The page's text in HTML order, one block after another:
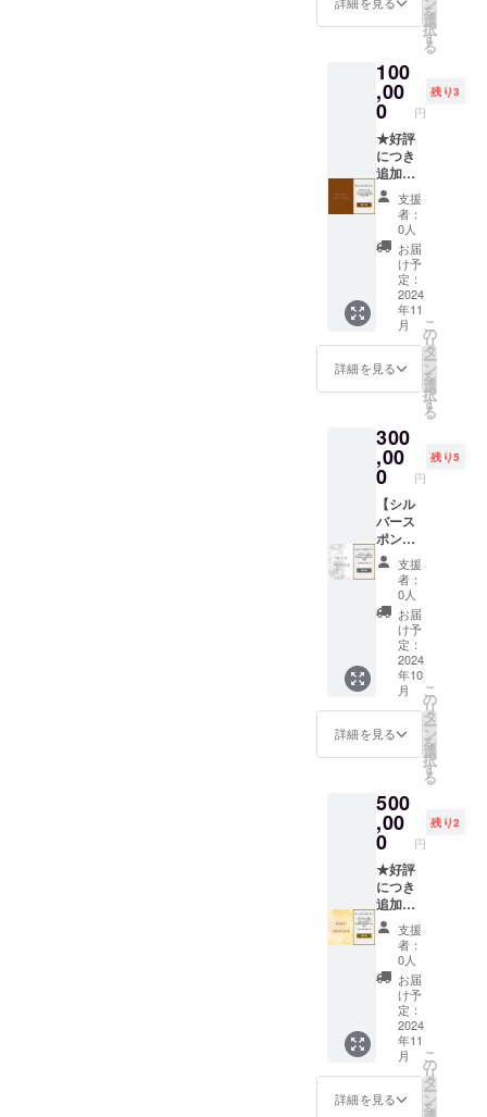
soon)
2027年
9月30日
までの3
割引
コード
を発行
いたし
ます。
HPより
ご予約
の際、
忘れず
に記入
をお願
いいた
しま
す。
(URL：
coming
国：日
本 ・原
（国内
製
造）、
白生あ
ん、苺
ピュー
レ、桃
ピュー
レ、八
ピュー
レ、寒
天／pH
調整
剤、酸
化防止
（V.C）
、香
（黄
4）、着
色料
（紅
麹） ・
添加
物：pH
調整
剤、酸
化防止
剤
（V.C）
、香
料、着
色料
（黄
4）、着
色料
（紅
マーマ
レード
・個
数：1個
・重
量：
150g ・
保存方
法：直
射日光
を避け
常温で
保存し
てくだ
さい。
・賞味
未定で
のを詰
め合わ
せるた
め、個
数はあ
くまで
目安で
す。
の詰め
合わせ
しま
す。 ・
個数：
旬を迎
える果
物を約
4-8種類
・産
地：和
歌山県
※原材料
及び添
加物等
の食品
表示は
お届け
商品の
ラベル
に表記
されま
旬のも
のを詰
め合わ
せるた
め、個
数はあ
くまで
目安で
す。
を
選
択
す
る
100
,00
0 円
残り3
★好評
につき
追加
★【ブ
ロンズ
スポン
サー】
HPスポ
ンサー
欄&ログ
ハウス
のテラ
ス席へ
の記名
板に支
援者様
名もし
くはお
名前
（ニッ
クネー
ム）を
掲載し
ます。
・掲載
期間：
2024年
11月1
日〜
2029年
9月30日
までの5
年間 ・
掲載方
法：文
字の
ゴ／バ
ナーの
掲載は
不可 ・
掲載サ
イズ：
5cmほ
どの木
製板を
予定 ・
注意事
項：支
援時、
備考欄
に希望
される
法人名
もしく
はお名
支援
者：
0人
お届
け予
定：
2024
年11
月
詳細を見る
こ
の
リ
タ
ー
ン
を
選
択
す
る
300
,00
0 円
残り5
【シル
バース
ポン
サー】
HPスポ
ンサー
欄&サウ
ナエリ
ア内
ウッド
デッキ
への記
名板に
支援者
様の法
人名も
お名前
（ニッ
クネー
ム）を
掲載。
また、
一棟貸
切宿泊
権1泊分
をご提
供しま
す。 ・
掲載期
間：
2024年
10月1
日〜
2029年
9月30日
支援
者：
0人
お届
け予
定：
2024
年10
月
詳細を見る
こ
の
リ
タ
ー
ン
を
選
択
す
る
500
,00
0 円
残り2
★好評
につき
追加
★【ゴ
ールド
スポン
サー】
HPスポ
ンサー
欄&サウ
ナ内へ
の記名
板に支
援者様
の法人
支援
者：
0人
お届
け予
定：
2024
年11
月
詳細を見る
こ
の
リ
タ
ー
ン
を